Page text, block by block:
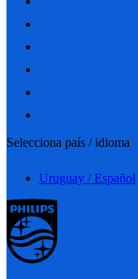
Selecciona país / idioma
Uruguay / Español